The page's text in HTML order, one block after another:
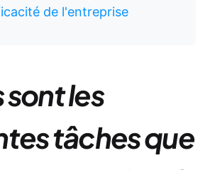
de l'entreprise
les
tâches que